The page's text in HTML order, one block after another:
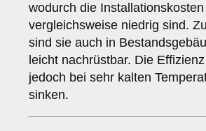
wodurch die Installationskosten
vergleichsweise niedrig sind.
sind sie auch in
leicht nachrüstbar. Die
jedoch bei sehr kalten
sinken.